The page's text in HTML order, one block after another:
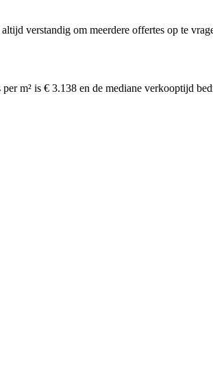
verstandig om meerdere offertes op te
m² is € 3.138 en de mediane verkooptijd